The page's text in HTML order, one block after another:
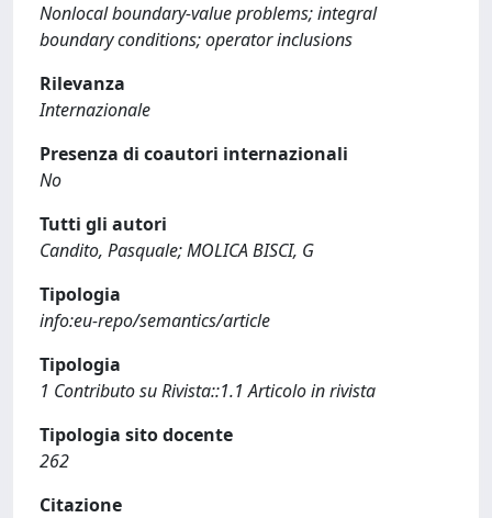
Nonlocal boundary-value problems; integral
boundary conditions; operator inclusions
Rilevanza
Internazionale
Presenza di coautori internazionali
No
Tutti gli autori
Candito, Pasquale; MOLICA BISCI, G
Tipologia
info:eu-repo/semantics/article
Tipologia
1 Contributo su Rivista::1.1 Articolo in rivista
Tipologia sito docente
262
Citazione